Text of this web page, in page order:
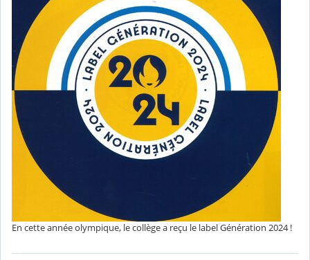
En cette année olympique, le collège a reçu le label Génération 2024 !